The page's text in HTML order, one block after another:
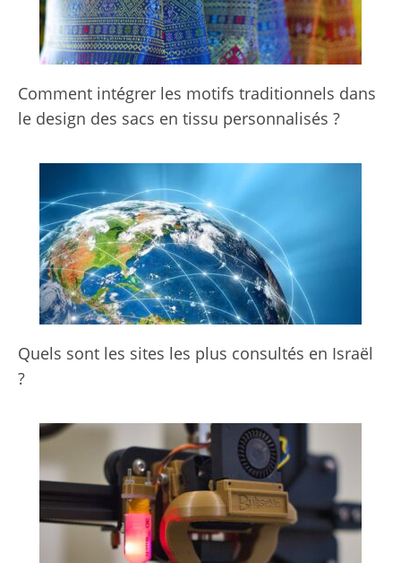
Comment intégrer les motifs traditionnels dans
le design des sacs en tissu personnalisés ?
Quels sont les sites les plus consultés en Israël
?